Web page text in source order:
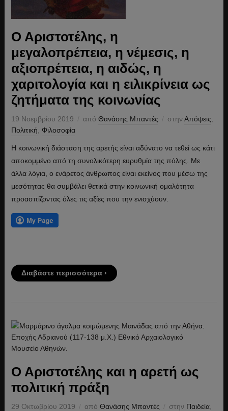
Ο Αριστοτέλης, η
μεγαλοπρέπεια, η νέμεσις, η
αξιοπρέπεια, η αιδώς, η
χαριτολογία και η ειλικρίνεια ως
ζητήματα της κοινωνίας
19 Νοεμβρίου 2019 από Θανάσης Μπαντές στηνΑπόψεις
Πολιτική
Φιλοσοφία
Η κοινωνική διάσταση της αρετής είναι αδύνατο να τεθεί ως κάτι
αποκομμένο από τη συνολικότερη ευρυθμία της πόλης. Με
άλλα λόγια, ο ενάρετος άνθρωπος είναι εκείνος που μέσω της
μεσότητας θα συμβάλει θετικά στην κοινωνική ομαλότητα
προασπίζοντας όλες τις αξίες που την ενισχύουν.
Διαβάστε περισσότερα ›
Ο Αριστοτέλης και η αρετή ως
πολιτική πράξη
29 Οκτωβρίου 2019 από Θανάσης Μπαντές στην Παιδεία,